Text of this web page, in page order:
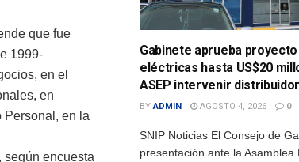
que fue
1999-
en el
en
en la
según encuesta
Gabinete aprueba
eléctricas hasta US$20
ASEP intervenir
BY ADMIN AGOSTO 4, 2026 0
SNIP Noticias El Consejo de
presentación ante la Asamblea